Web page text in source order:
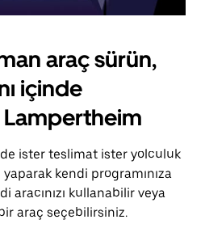
araç sürün,
içinde
ister teslimat ister yolculuk
kendi programınıza
aracınızı kullanabilir veya
araç seçebilirsiniz.